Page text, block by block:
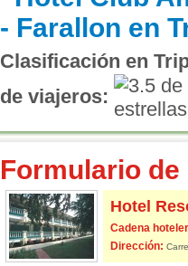
Clasificación en
de viajeros:
Formulario
Hotel
Cadena
Dirección: